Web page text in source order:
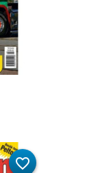
favorite_border